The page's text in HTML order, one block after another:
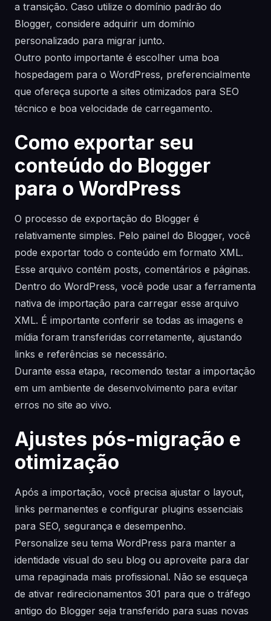
a transição. Caso utilize o domínio padrão do
Blogger, considere adquirir um domínio
personalizado para migrar junto.
Outro ponto importante é escolher uma boa
hospedagem para o WordPress, preferencialmente
que ofereça suporte a sites otimizados para SEO
técnico e boa velocidade de carregamento.
Como exportar seu
conteúdo do Blogger
para o WordPress
O processo de exportação do Blogger é
relativamente simples. Pelo painel do Blogger, você
pode exportar todo o conteúdo em formato XML.
Esse arquivo contém posts, comentários e páginas.
Dentro do WordPress, você pode usar a ferramenta
nativa de importação para carregar esse arquivo
XML. É importante conferir se todas as imagens e
mídia foram transferidas corretamente, ajustando
links e referências se necessário.
Durante essa etapa, recomendo testar a importação
em um ambiente de desenvolvimento para evitar
erros no site ao vivo.
Ajustes pós-migração e
otimização
Após a importação, você precisa ajustar o layout,
links permanentes e configurar plugins essenciais
para SEO, segurança e desempenho.
Personalize seu tema WordPress para manter a
identidade visual do seu blog ou aproveite para dar
uma repaginada mais profissional. Não se esqueça
de ativar redirecionamentos 301 para que o tráfego
antigo do Blogger seja transferido para suas novas